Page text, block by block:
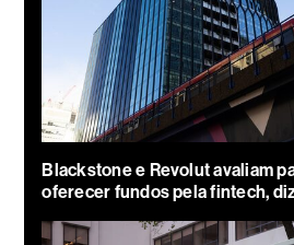
Blackstone e Revolut avaliam
oferecer fundos pela fintech,